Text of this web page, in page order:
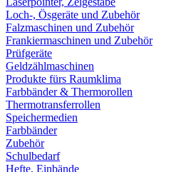
Loch-, Ösgeräte und Zubehör
Falzmaschinen und Zubehör
Frankiermaschinen und Zubehör
Prüfgeräte
Geldzählmaschinen
Produkte fürs Raumklima
Farbbänder & Thermorollen
Thermotransferrollen
Speichermedien
Farbbänder
Zubehör
Schulbedarf
Hefte, Einbände